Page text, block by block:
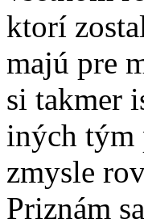
ktorí
majú pre
si takmer
iných tým
zmysle
Priznám